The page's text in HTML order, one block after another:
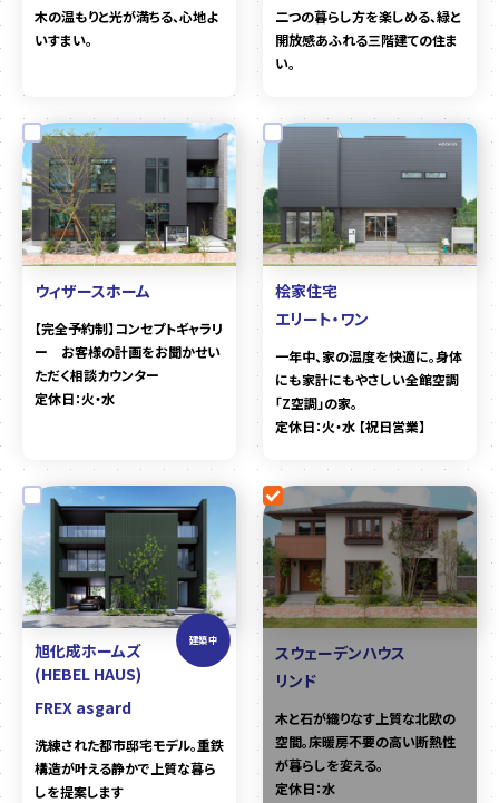
木の温もりと光が満ちる、心地よ
いすまい。
二つの暮らし方を楽しめる、緑と
開放感あふれる三階建ての住ま
い。
ウィザースホーム
【完全予約制】コンセプトギャラリ
ー お客様の計画をお聞かせい
ただく相談カウンター
定休日：火・水
桧家住宅
エリート・ワン
一年中、家の温度を快適に。身体
にも家計にもやさしい全館空調
「Z空調」の家。
定休日：火・水 【祝日営業】
建築中
旭化成ホームズ
(HEBEL HAUS)
FREX asgard
洗練された都市邸宅モデル。重鉄
構造が叶える静かで上質な暮ら
しを提案します
スウェーデンハウス
リンド
木と石が織りなす上質な北欧の
空間。床暖房不要の高い断熱性
が暮らしを変える。
定休日：水